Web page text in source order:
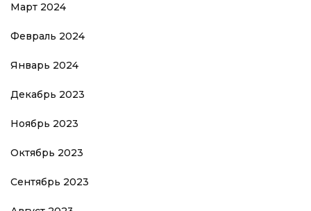
Март 2024
Февраль 2024
Январь 2024
Декабрь 2023
Ноябрь 2023
Октябрь 2023
Сентябрь 2023